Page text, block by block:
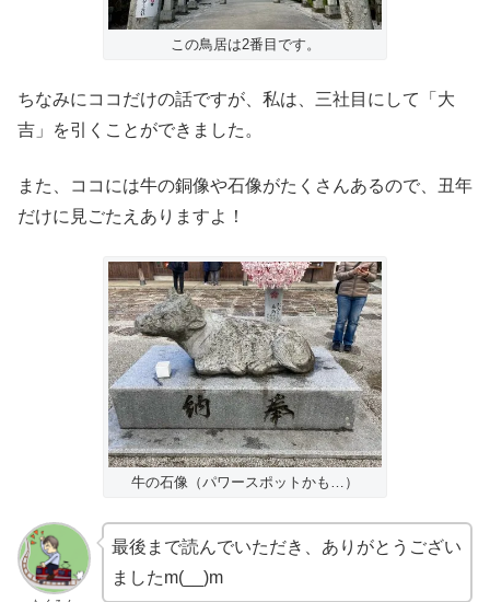
この鳥居は2番目です。
ちなみにココだけの話ですが、私は、三社目にして「大
吉」を引くことができました。
また、ココには牛の銅像や石像がたくさんあるので、丑年
だけに見ごたえありますよ！
牛の石像（パワースポットかも…）
最後まで読んでいただき、ありがとうござい
ましたm(__)m